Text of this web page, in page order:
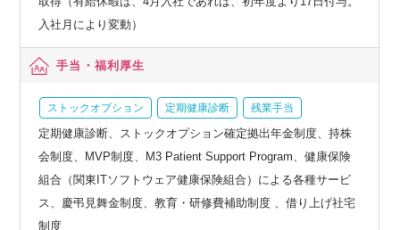
入社月により変動）
手当・福利厚生
ストックオプション 定期健康診断 残業手当
定期健康診断、ストックオプション確定拠出年金制度、持株
会制度、MVP制度、M3 Patient Support Program、健康保険
組合（関東ITソフトウェア健康保険組合）による各種サービ
ス、慶弔見舞金制度、教育・研修費補助制度 、借り上げ社宅
制度